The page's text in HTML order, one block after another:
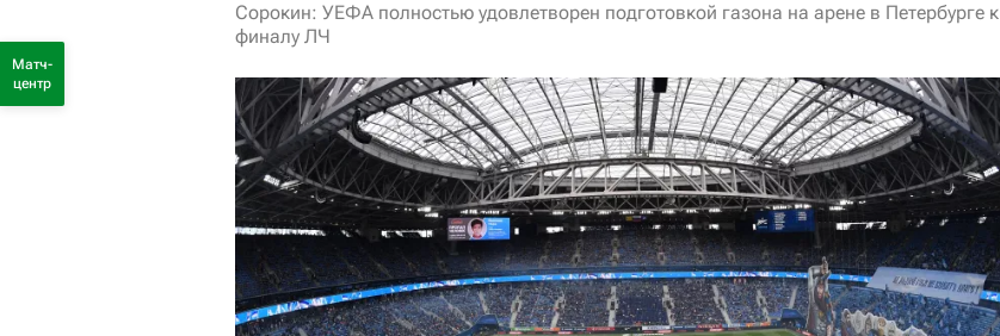
Сорокин: УЕФА полностью удовлетворен подготовкой газона на арене в Петербурге к
финалу ЛЧ
Матч-
центр